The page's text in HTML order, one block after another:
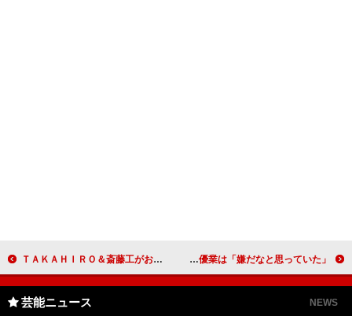
ＴＡＫＡＨＩＲＯ＆斎藤工がおそろい“赤パンツ”で登場 ＴＡＫＡＨＩＲＯ「斎藤工になりたい」 広瀬すず「４年前はど田舎の田舎っぺ」 モデルや女優業は「嫌だなと思っていた」
芸能ニュース NEWS